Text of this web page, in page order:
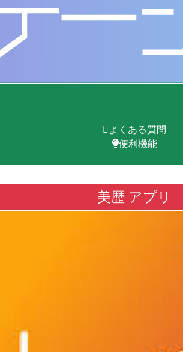
よくある質問
便利機能
美歴 アプリ